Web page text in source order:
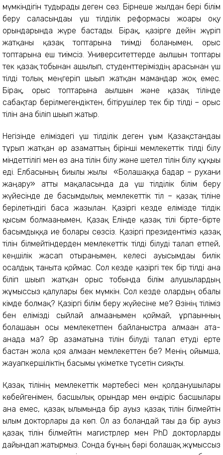
мүмкіндігін тудырады деген сөз. Бірнеше жылдан бері білім
беру саласындағы үш тілділік реформасы жоғарғы оқу
орындарында жүре бастады. Бірақ, қазірге дейін жүріп
жатқаны қазақ топтарына тиімді болғанымен, орыс
топтарына еш тиімсіз. Университеттерде ағылшын топтары
тек қазақ тобынан ашылып, студенттеріміздің арасынан үш
тілді толық меңгеріп шығып жатқан мамандар жоқ емес.
Бірақ, орыс топтарына ағылшын және қазақ тілінде
сабақтар берілмегендіктен, бітірушілер тек бір тілді – орыс
тілін ғана біліп шығып жатыр.
Негізінде еліміздегі үш тілділік деген ұғым Қазақстандағы
тұрып жатқан әр азаматтың бірінші мемлекеттік тілді білу
міндеттілігі мен өз ана тілін білу және шетел тілін білу құқығы
еді. Елбасының биылғы жылғы «Болашаққа бағдар – рухани
жаңару» атты мақаласында да үш тілділік білім беру
жүйесінде де басымдылық мемлекеттік тіл – қазақ тіліне
берілетіндігі баса жазылған. Қазіргі кезде елімізде тілдік
қысым болмағанымен, Қазақ Елінде қазақ тілі бірте-бірте
басымдыққа ие болары сөзсіз. Қазіргі президентіміз қазақ
тілін білмейтіндерден мемлекеттік тілді білуді талап етпей,
кеңшілік жасап отырғанымен, келесі ауысымдағы билік
осалдық таныта қоймас. Сол кезде қазіргі тек бір тілді ғана
біліп шығып жатқан орыс тобында білім алушылардың
жұмыссыз қалулары бек мүмкін. Сол кезде олардың обалы
кімде болмақ? Қазіргі білім беру жүйесіне ме? Өзінің тіліміз
бен елімізді сыйлай алмағанымен қоймай, ұрпағынның
болашағын осы мемлекетпен байланыстра алмаған ата-
анада ма? Әр азаматына тілін білуді талап етуді ерте
бастан жолға қоя алмаған мемлекеттен бе? Менің ойымша,
жауапкершіліктің басымы үкіметке түсетін сияқты.
Қазақ тілінің мемлекеттік мәртебесі мен қолданушылары
көбейгенімен, басшылық орындар мен өндіріс басшылары
ғана емес, қазақ ғылымында бір ауыз қазақ тілін білмейтін
ғылым докторлары да көп. Ол аз болғандай тағы да бір ауыз
қазақ тілін білмейтін магистрлер мен PhD докторларды
дайындап жатырмыз. Сонда бұның бәрі болашақ жұмыссыз